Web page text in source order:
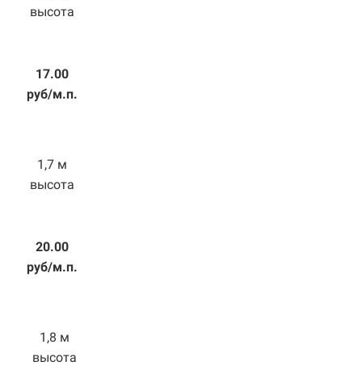
высота
17.00
руб/м.п.
1,7 м
высота
20.00
руб/м.п.
1,8 м
высота